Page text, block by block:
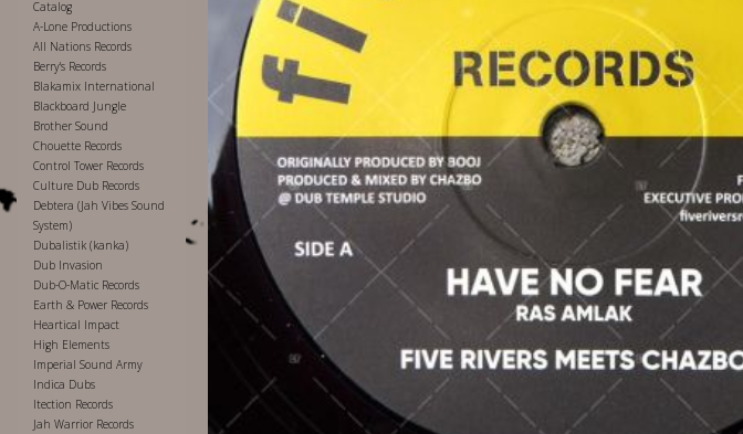
Catalog
A-Lone Productions
All Nations Records
Berry's Records
Blakamix International
Blackboard Jungle
Brother Sound
Chouette Records
Control Tower Records
Culture Dub Records
Debtera (Jah Vibes Sound
System)
Dubalistik (kanka)
Dub Invasion
Dub-O-Matic Records
Earth & Power Records
Heartical Impact
High Elements
Imperial Sound Army
Indica Dubs
Itection Records
Jah Warrior Records